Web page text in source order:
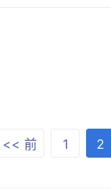
<< 前 1 2